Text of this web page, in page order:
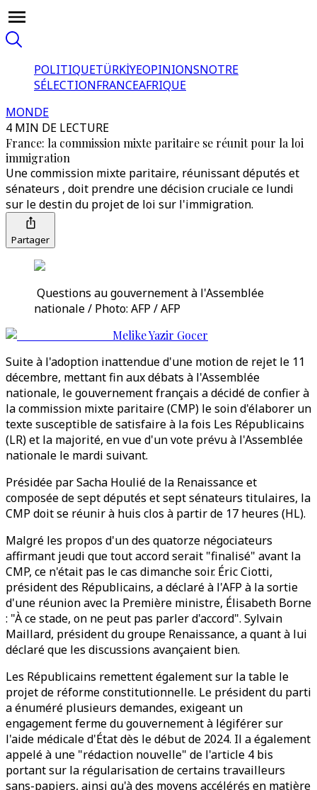
POLITIQUETÜRKİYEOPINIONSNOTRE
SÉLECTIONFRANCEAFRIQUE
MONDE
4 MIN DE LECTURE
France: la commission mixte paritaire se réunit pour la loi
immigration
Une commission mixte paritaire, réunissant députés et
sénateurs , doit prendre une décision cruciale ce lundi
sur le destin du projet de loi sur l'immigration.
Partager
Questions au gouvernement à l'Assemblée
nationale / Photo: AFP / AFP
Melike Yazir Gocer
Suite à l'adoption inattendue d'une motion de rejet le 11
décembre, mettant fin aux débats à l'Assemblée
nationale, le gouvernement français a décidé de confier à
la commission mixte paritaire (CMP) le soin d'élaborer un
texte susceptible de satisfaire à la fois Les Républicains
(LR) et la majorité, en vue d'un vote prévu à l'Assemblée
nationale le mardi suivant.
Présidée par Sacha Houlié de la Renaissance et
composée de sept députés et sept sénateurs titulaires, la
CMP doit se réunir à huis clos à partir de 17 heures (HL).
Malgré les propos d'un des quatorze négociateurs
affirmant jeudi que tout accord serait "finalisé" avant la
CMP, ce n'était pas le cas dimanche soir. Éric Ciotti,
président des Républicains, a déclaré à l'AFP à la sortie
d'une réunion avec la Première ministre, Élisabeth Borne
: "À ce stade, on ne peut pas parler d'accord". Sylvain
Maillard, président du groupe Renaissance, a quant à lui
déclaré que les discussions avançaient bien.
Les Républicains remettent également sur la table le
projet de réforme constitutionnelle. Le président du parti
a énuméré plusieurs demandes, exigeant un
engagement ferme du gouvernement à légiférer sur
l'aide médicale d'État dès le début de 2024. Il a également
appelé à une "rédaction nouvelle" de l'article 4 bis
portant sur la régularisation de certains travailleurs
sans-papiers, ainsi qu'à des moyens accélérés en matière